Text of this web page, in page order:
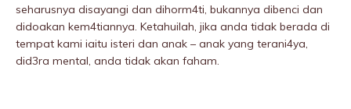
seharusnya disayangi dan dihorm4ti, bukannya dibenci dan
didoakan kem4tiannya. Ketahuilah, jika anda tidak berada di
tempat kami iaitu isteri dan anak – anak yang terani4ya,
did3ra mentaI, anda tidak akan faham.